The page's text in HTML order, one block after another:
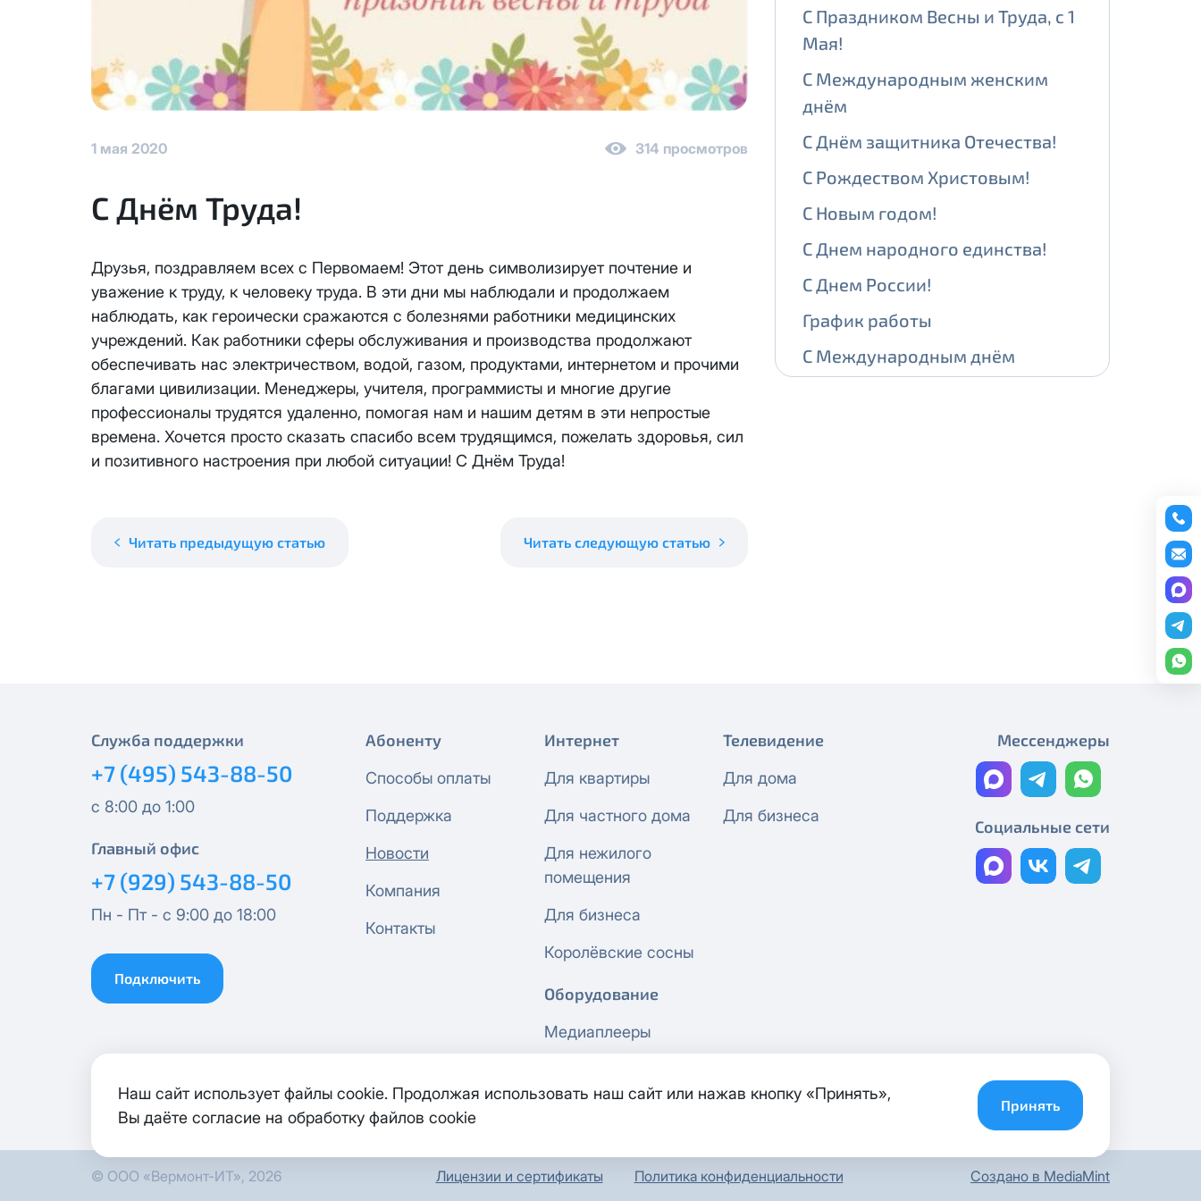
1 мая 2020 314 просмотров
С Днём Труда!
Друзья, поздравляем всех с Первомаем! Этот день символизирует почтение и
уважение к труду, к человеку труда. В эти дни мы наблюдали и продолжаем
наблюдать, как героически сражаются с болезнями работники медицинских
учреждений. Как работники сферы обслуживания и производства продолжают
обеспечивать нас электричеством, водой, газом, продуктами, интернетом и прочими
благами цивилизации. Менеджеры, учителя, программисты и многие другие
профессионалы трудятся удаленно, помогая нам и нашим детям в эти непростые
времена. Хочется просто сказать спасибо всем трудящимся, пожелать здоровья, сил
и позитивного настроения при любой ситуации! С Днём Труда!
Читать предыдущую статью Читать следующую статью
С Праздником Весны и Труда, с 1
Мая!
С Международным женским
днём
С Днём защитника Отечества!
С Рождеством Христовым!
С Новым годом!
С Днем народного единства!
С Днем России!
График работы
С Международным днём
защиты детей!
График работы компании
С Днём Победы!
С Праздником Весны и Труда, с 1
График работы компании
С наступающим Новым годом!
Служба поддержки
+7 (495) 543-88-50
с 8:00 до 1:00
Главный офис
+7 (929) 543-88-50
Пн - Пт - с 9:00 до 18:00
Подключить
Абоненту
Способы оплаты
Поддержка
Новости
Компания
Контакты
Интернет
Для квартиры
Для частного дома
Для нежилого
помещения
Для бизнеса
Королёвские сосны
Телевидение
Для дома
Для бизнеса
Оборудование
Медиаплееры
оборудование
Мессенджеры
Социальные сети
© ООО «Вермонт-ИТ», 2026 Лицензии и сертификаты Политика конфиденциальности Создано в MediaMint
Наш сайт использует файлы cookie. Продолжая использовать наш сайт или нажав кнопку «Принять»,
Вы даёте согласие на обработку файлов cookie
Принять
Аренда оборудования
НП20
НП50
НП100
Стандарт
МойДом100
Спутник 40
Оптима
МойДом500
Спутник 300
Эксклюзив + Кино
Спутник 500
Публичный Лайт
Коммерческий Лайт
Гигант 1000
Адрес подключения
На карте
Я даюсогласие на обработку персональных данных
данных
Отправить
Я даюсогласие на обработку персональных данных в соответствии с
Политикой в отношении обработки персональных
данных
Выделение публичного IP адреса один раз осуществляется бесплатно, за каждое последующее выделение публичного IP
Единовременный платеж за смену выделенного публичного IP адреса на новый публичный IP адрес -
5000 рублей
Активация услуги производится на следующий рабочий день после отправки Вам новых сетевых реквизитов.
Ежемесячная абонентская плата за публичный IP-адрес составляет
Оформляя заявку на выделение публичного IP-адреса, Вы соглашаетесь с условиями предоставления услуги.
Блокировка данной услуги невозможна. При отсутствии оплаты за услугу публичный IP-адрес в течение трех календарных
месяцев, публичный IP-адрес будет автоматически изменен на приватный IP-адрес и предоставление услуги публичный
IP-адрес будет прекращено без дополнительного уведомления.
Получить новые сетевые реквизиты можно по эл.почте
support@vermont-it.ru